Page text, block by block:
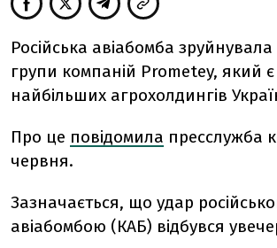
Російська авіабомба
групи компаній Prometey, який
найбільших агрохолдингів
Про це повідомила пресслужба
червня.
Зазначається, що удар
авіабомбою (КАБ) відбувся